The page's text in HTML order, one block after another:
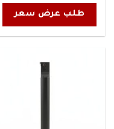
طلب عرض سعر